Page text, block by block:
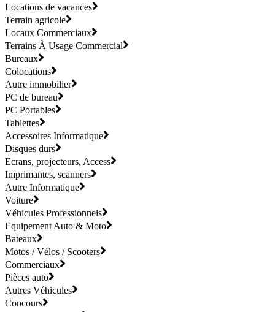
Locations de vacances
Terrain agricole
Locaux Commerciaux
Terrains À Usage Commercial
Bureaux
Colocations
Autre immobilier
PC de bureau
PC Portables
Tablettes
Accessoires Informatique
Disques durs
Ecrans, projecteurs, Access
Imprimantes, scanners
Autre Informatique
Voiture
Véhicules Professionnels
Equipement Auto & Moto
Bateaux
Motos / Vélos / Scooters
Commerciaux
Pièces auto
Autres Véhicules
Concours